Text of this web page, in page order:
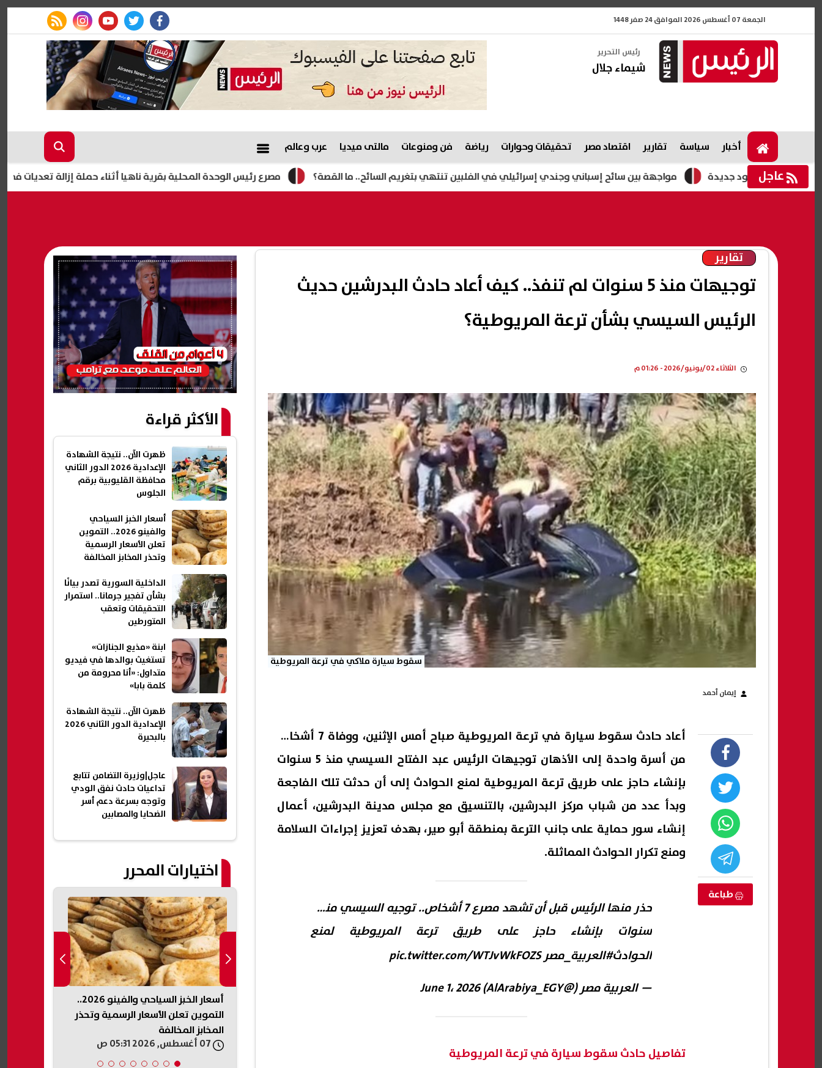
الجمعة 07 أغسطس 2026 الموافق 24 صفر 1448
facebook
twitter
youtube
instagram
rss feed
رئيس التحرير
شيماء جلال
أخبار سياسة تقارير اقتصاد مصر تحقيقات وحوارات رياضة فن ومنوعات مالتى ميديا عرب وعالم
عاجل مصرع رئيس الوحدة المحلية بقرية ناهيا أثناء حملة إزالة تعديات في كرداسة مواجهة بين سائح إسباني وجندي إسرائيلي في الفلبين تنتهي بتغريم السائح.. ما القصة؟ قيود جديدة
تقارير
توجيهات منذ 5 سنوات لم تنفذ.. كيف أعاد حادث البدرشين حديث
الرئيس السيسي بشأن ترعة المريوطية؟
الثلاثاء 02/يونيو/2026 - 01:26 م
سقوط سيارة ملاكي في ترعة المريوطية
إيمان أحمد
طباعة
أعاد حادث سقوط سيارة في ترعة المريوطية صباح أمس الإثنين، ووفاة 7 أشخاص
من أسرة واحدة إلى الأذهان توجيهات الرئيس عبد الفتاح السيسي منذ 5 سنوات
بإنشاء حاجز على طريق ترعة المريوطية لمنع الحوادث إلى أن حدثت تلك الفاجعة
وبدأ عدد من شباب مركز البدرشين، بالتنسيق مع مجلس مدينة البدرشين، أعمال
إنشاء سور حماية على جانب الترعة بمنطقة أبو صير، بهدف تعزيز إجراءات السلامة
ومنع تكرار الحوادث المماثلة.
سنوات بإنشاء حاجز على طريق ترعة المريوطية لمنع
الحوادث#العربية_مصرpic.twitter.com/WTJvWkFOZS
— العربية مصر (@AlArabiya_EGY)
June 1، 2026
تفاصيل حادث سقوط سيارة في ترعة المريوطية
الأكثر قراءة
ظهرت الآن.. نتيجة الشهادة
الإعدادية 2026 الدور الثاني
محافظة القليوبية برقم
الجلوس
أسعار الخبز السياحي
والفينو 2026.. التموين
تعلن الأسعار الرسمية
وتحذر المخابز المخالفة
الداخلية السورية تصدر بيانًا
بشأن تفجير جرمانا.. استمرار
التحقيقات وتعقب
المتورطين
ابنة «مذيع الجنازات»
تستغيث بوالدها في فيديو
متداول: «أنا محرومة من
كلمة بابا»
ظهرت الآن.. نتيجة الشهادة
الإعدادية الدور الثاني 2026
بالبحيرة
عاجل|وزيرة التضامن تتابع
تداعيات حادث نفق الودي
وتوجه بسرعة دعم أسر
الضحايا والمصابين
اختيارات المحرر
إعلام إسرائيلي: تل أبيب تواجه
إصابة 11 مدنيًا في هجوم للحوثيين
أسعار الخبز السياحي والفينو 2026..
التموين تعلن الأسعار الرسمية وتحذر
المخابز المخالفة